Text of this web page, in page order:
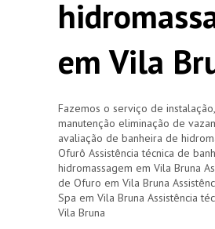
em Vila
Fazemos o serviço de
manutenção eliminação de
avaliação de banheira de
Ofurô Assistência técnica de
hidromassagem em Vila Bruna
de Ofuro em Vila Bruna
Spa em Vila Bruna Assistência
Vila Bruna